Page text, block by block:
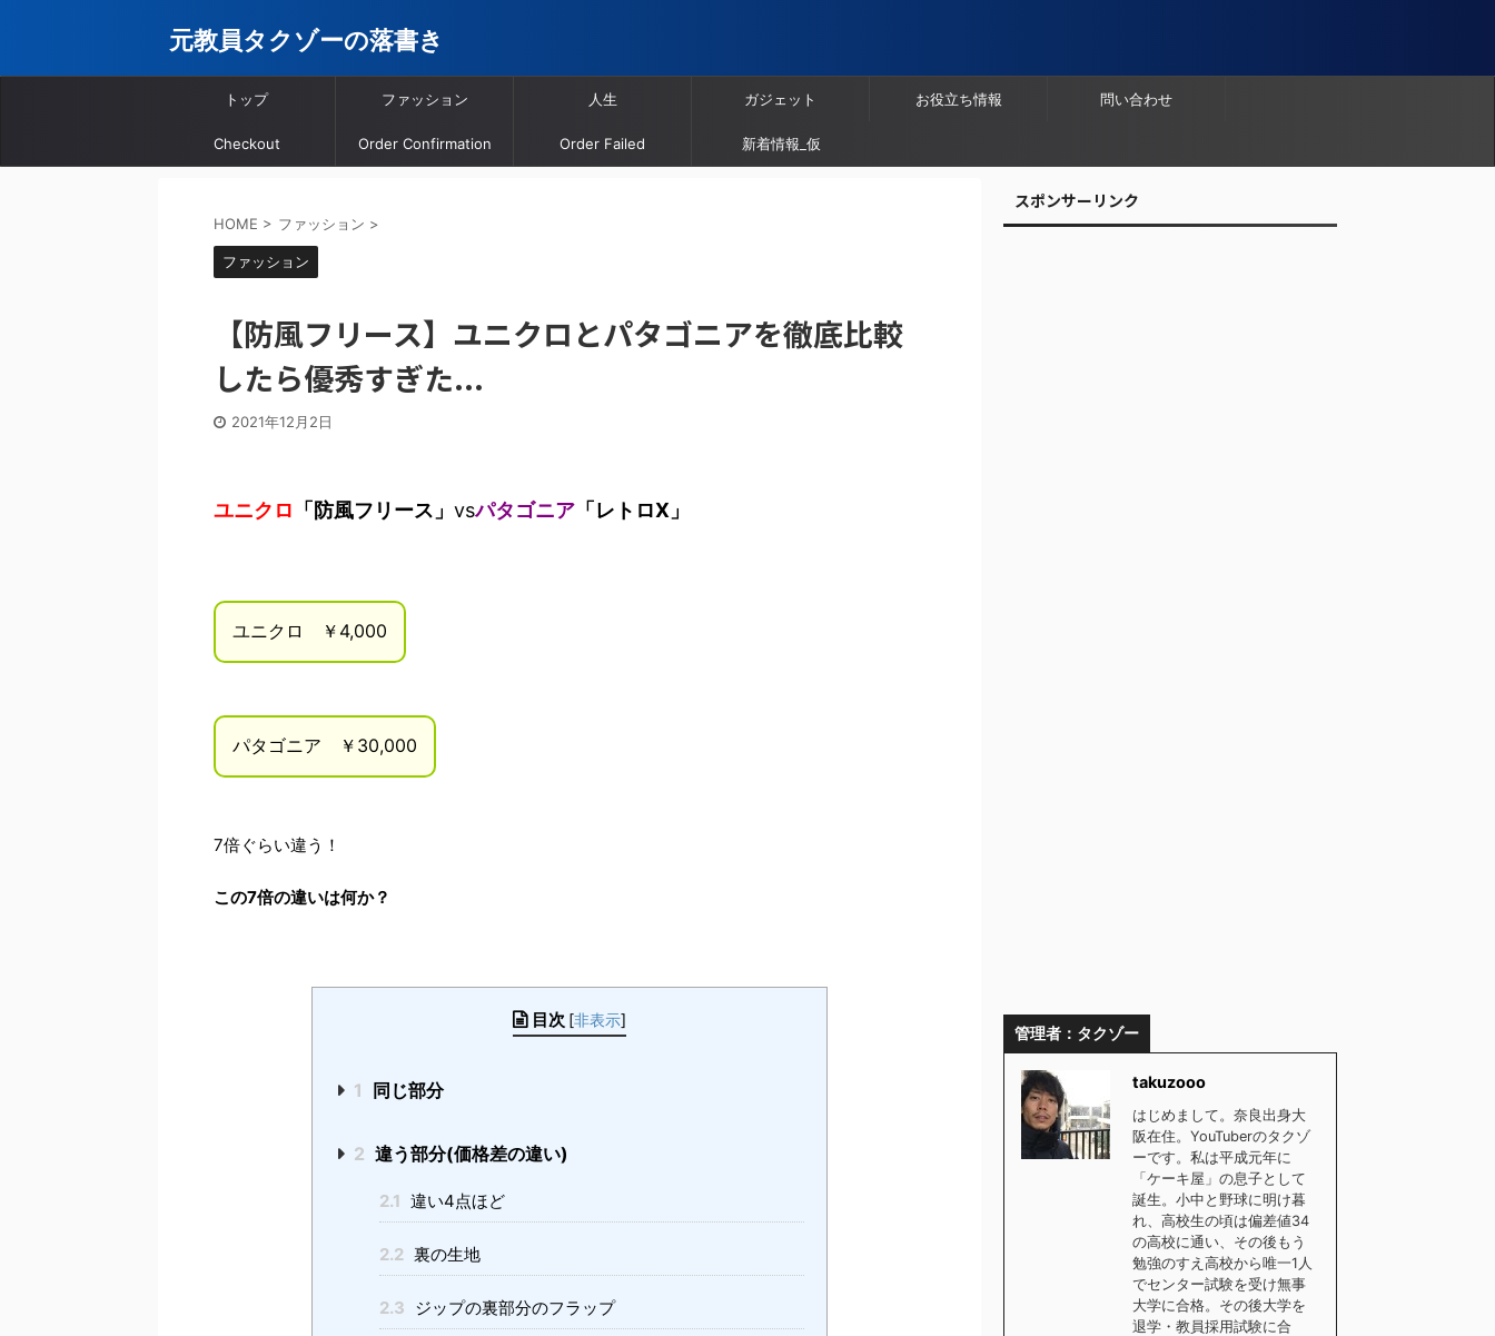
元教員タクゾーの落書き
トップ ファッション 人生 ガジェット お役立ち情報 問い合わせ
Checkout Order Confirmation Order Failed 新着情報_仮
HOME > ファッション >
ファッション
【防風フリース】ユニクロとパタゴニアを徹底比較
したら優秀すぎた...
2021年12月2日
ユニクロ 「防風フリース」 vsパタゴニア 「レトロX」
ユニクロ ￥4,000
パタゴニア ￥30,000
7倍ぐらい違う！
この7倍の違いは何か？
目次 [非表示]
1 同じ部分
2 違う部分(価格差の違い)
2.1 違い4点ほど
2.2 裏の生地
2.3 ジップの裏部分のフラップ
スポンサーリンク
管理者：タクゾー
takuzooo
はじめまして。奈良出身大
阪在住。YouTuberのタクゾ
ーです。私は平成元年に
「ケーキ屋」の息子として
誕生。小中と野球に明け暮
れ、高校生の頃は偏差値34
の高校に通い、その後もう
勉強のすえ高校から唯一1人
でセンター試験を受け無事
大学に合格。その後大学を
退学・教員採用試験に合